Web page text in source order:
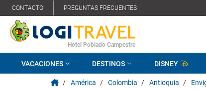
CONTACTO PREGUNTAS FRECUENTES
Hotel Poblado Campestre
VACACIONES DESTINOS DISNEY
/ América / Colombia / Antioquia /